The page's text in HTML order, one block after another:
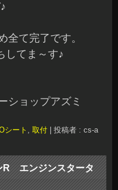
全て完了です。
してま～す♪
ョップアズミ
シート , 取付
投稿者 : cs-a
エンジンスタータ